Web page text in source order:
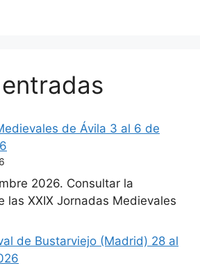
de Ávila 3 al 6 de
2026. Consultar la
las XXIX Jornadas Medievales
de Bustarviejo (Madrid) 28 al